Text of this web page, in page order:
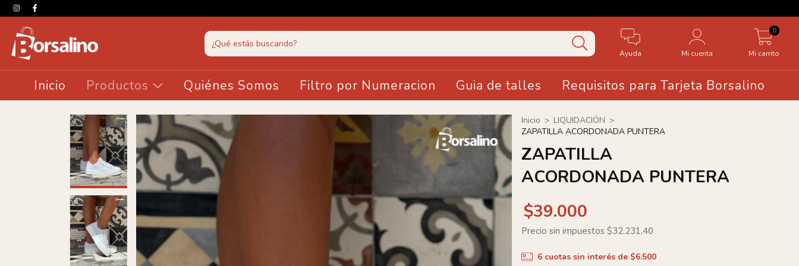
Ayuda Mi cuenta Mi carrito
0
Inicio Productos Quiénes Somos Filtro por Numeracion Guia de talles Requisitos para Tarjeta Borsalino
Inicio > LIQUIDACIÓN >
ZAPATILLA ACORDONADA PUNTERA
ZAPATILLA
ACORDONADA PUNTERA
$39.000
Precio sin impuestos $32.231,40
6 cuotas sin interés de $6.500